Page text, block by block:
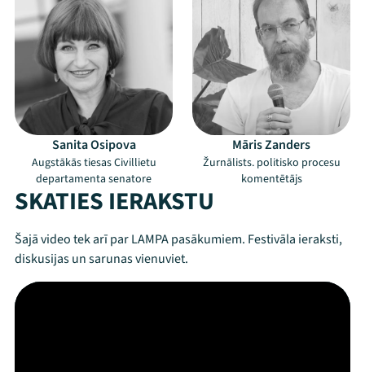
Sanita Osipova
Augstākās tiesas Civillietu
departamenta senatore
Māris Zanders
Žurnālists. politisko procesu
komentētājs
SKATIES IERAKSTU
Šajā video tek arī par LAMPA pasākumiem. Festivāla ieraksti,
diskusijas un sarunas vienuviet.